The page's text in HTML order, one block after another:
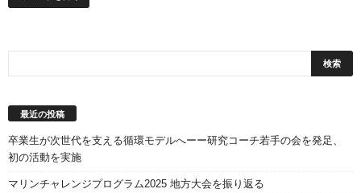
最近の投稿
卒業生が次世代を支える循環モデルへーー研究コーチ若手の会を発足、
初の活動を実施
マリンチャレンジプログラム2025 地方大会を振り返る